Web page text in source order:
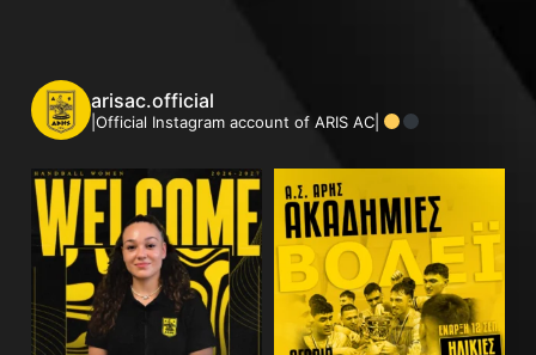
arisac.official
|Official Instagram account of ARIS AC|